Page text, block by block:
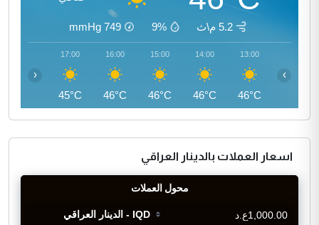
5.2 م\ث 9%
749
mmHg
13:00
46°C
14:00
46°C
15:00
46°C
16:00
46°C
17:00
45°C
‹ ›
اسعار العملات بالدينار العراقي